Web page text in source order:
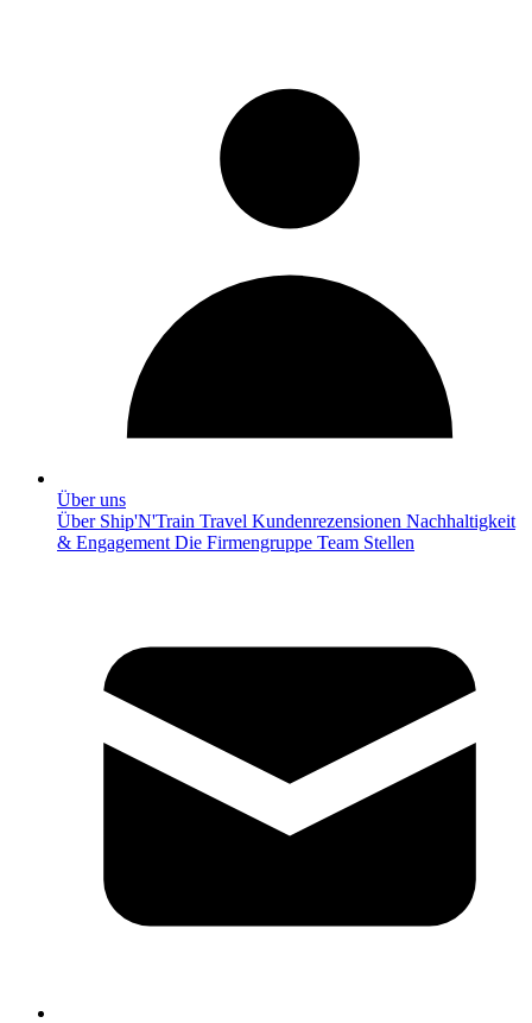
Über uns
Über Ship'N'Train Travel Kundenrezensionen Nachhaltigkeit
& Engagement Die Firmengruppe Team Stellen